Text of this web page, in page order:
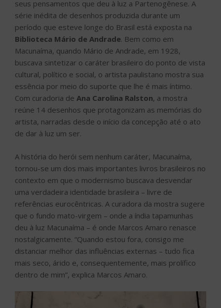
seus pensamentos que deu à luz a Partenogênese. A
série inédita de desenhos produzida durante um
período que esteve longe do Brasil está exposta na
Biblioteca Mário de Andrade. Bem como em
Macunaíma, quando Mário de Andrade, em 1928,
buscava sintetizar o caráter brasileiro do ponto de vista
cultural, político e social, o artista paulistano mostra sua
essência por meio do suporte que lhe é mais íntimo.
Com curadoria de Ana Carolina Ralston, a mostra
reúne 14 desenhos que protagonizam as memórias do
artista, narradas desde o início da concepção até o ato
de dar à luz um ser.
A história do herói sem nenhum caráter, Macunaíma,
tornou-se um dos mais importantes livros brasileiros no
contexto em que o modernismo buscava desvendar
uma verdadeira identidade brasileira – livre de
referências eurocêntricas. A curadora da mostra sugere
que o fundo mato-virgem – onde a índia tapamunhas
deu à luz Macunaíma – é onde Marcos Amaro renasce
nostalgicamente. “Quando estou fora, consigo me
distanciar melhor das influências externas – tudo fica
mais seco, árido e, consequentemente, mais prolífico
dentro de mim”, explica Marcos Amaro.